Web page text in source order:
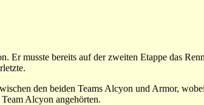
Er musste bereits auf der zweiten Etappe das
den beiden Teams Alcyon und Armor,
Alcyon angehörten.